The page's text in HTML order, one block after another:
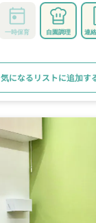
一時保育 自園調理 連
気になるリストに追加す